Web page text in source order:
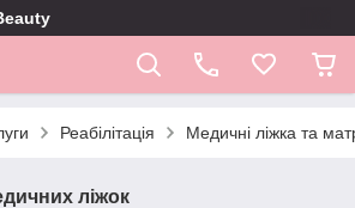
Реабілітація Медичні ліжка та
ліжок